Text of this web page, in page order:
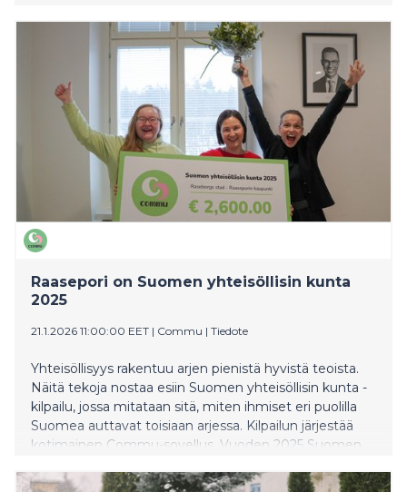
Raasepori on Suomen yhteisöllisin kunta
2025
21.1.2026 11:00:00 EET | Commu | Tiedote
Yhteisöllisyys rakentuu arjen pienistä hyvistä teoista.
Näitä tekoja nostaa esiin Suomen yhteisöllisin kunta -
kilpailu, jossa mitataan sitä, miten ihmiset eri puolilla
Suomea auttavat toisiaan arjessa. Kilpailun järjestää
kotimainen Commu-sovellus. Vuoden 2025 Suomen
Voitosta Raasepori palkittiin 2600 euron palkintopotilla,